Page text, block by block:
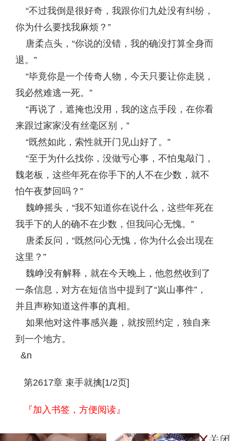
“不过我倒是很好奇，我跟你们九处没有纠纷，
你为什么要找我麻烦？”
唐柔点头，“你说的没错，我的确没打算全身而
退。”
“毕竟你是一个传奇人物，今天只要让你走脱，
我必然难逃一死。”
“再说了，遮掩也没用，我的这点手段，在你看
来跟过家家没有丝毫区别，”
“既然如此，索性就开门见山好了。”
“至于为什么找你，没做亏心事，不怕鬼敲门，
魏老板，这些年死在你手下的人不在少数，就不
怕午夜梦回吗？”
魏峥摇头，“我不知道你在说什么，这些年死在
我手下的人的确不在少数，但我问心无愧。”
唐柔反问，“既然问心无愧，你为什么会出现在
这里？”
魏峥没有解释，就在今天晚上，他忽然收到了
一条信息，对方在短信当中提到了“岚山事件”，
并且声称知道这件事的真相。
如果他对这件事感兴趣，就按照约定，独自来
到一个地方。
&n
第2617章 束手就擒[1/2页]
『加入书签，方便阅读』